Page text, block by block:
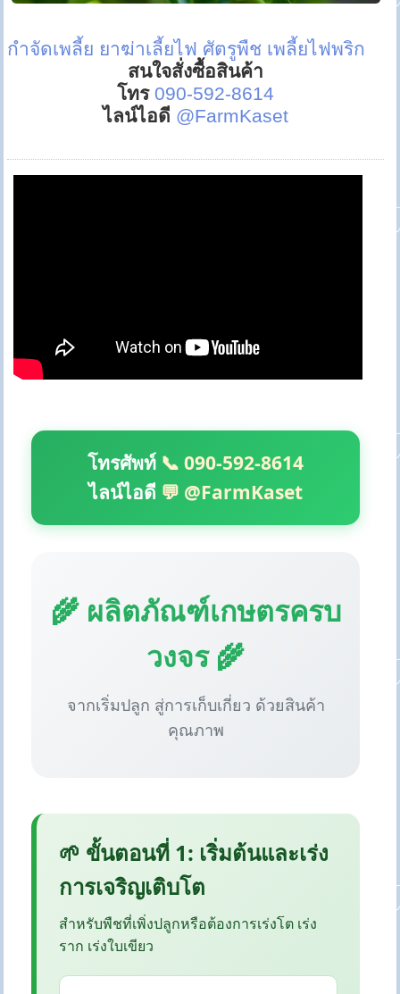
กำจัดเพลี้ย ยาฆ่าเลี้ยไฟ ศัตรูพืช เพลี้ยไฟพริก
สนใจสั่งซื้อสินค้า
โทร 090-592-8614
ไลน์ไอดี @FarmKaset
โทรศัพท์ 📞 090-592-8614
ไลน์ไอดี 💬 @FarmKaset
🌾 ผลิตภัณฑ์เกษตรครบ
วงจร 🌾
จากเริ่มปลูก สู่การเก็บเกี่ยว ด้วยสินค้า
คุณภาพ
🌱 ขั้นตอนที่ 1: เริ่มต้นและเร่ง
การเจริญเติบโต
สำหรับพืชที่เพิ่งปลูกหรือต้องการเร่งโต เร่ง
ราก เร่งใบเขียว